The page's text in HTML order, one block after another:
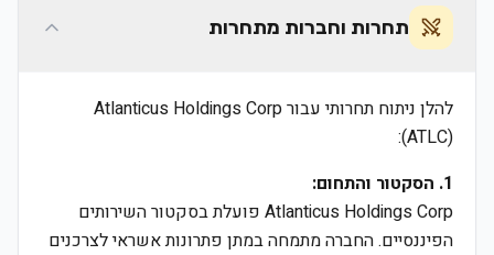
תחרות וחברות מתחרות
להלן ניתוח תחרותי עבור Atlanticus Holdings Corp
(ATLC):
1. הסקטור והתחום:
Atlanticus Holdings Corp פועלת בסקטור השירותים
הפיננסיים. החברה מתמחה במתן פתרונות אשראי לצרכנים